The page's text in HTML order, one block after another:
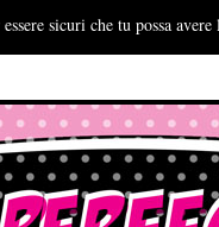
sicuri che tu possa